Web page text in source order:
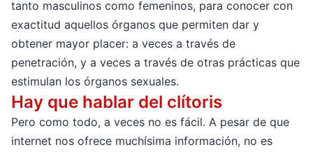
tanto masculinos como femeninos, para conocer con
exactitud aquellos órganos que permiten dar y
obtener mayor placer: a veces a través de
penetración, y a veces a través de otras prácticas que
estimulan los órganos sexuales.
Hay que hablar del clítoris
Pero como todo, a veces no es fácil. A pesar de que
internet nos ofrece muchísima información, no es